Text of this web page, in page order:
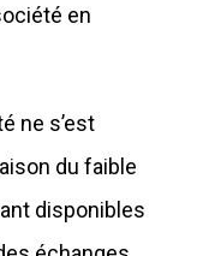
en
ne s’est
du faible
disponibles